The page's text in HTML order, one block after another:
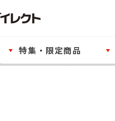
特集・限定商品